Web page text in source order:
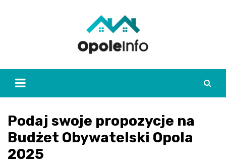
Podaj swoje propozycje na
Budżet Obywatelski Opola
2025